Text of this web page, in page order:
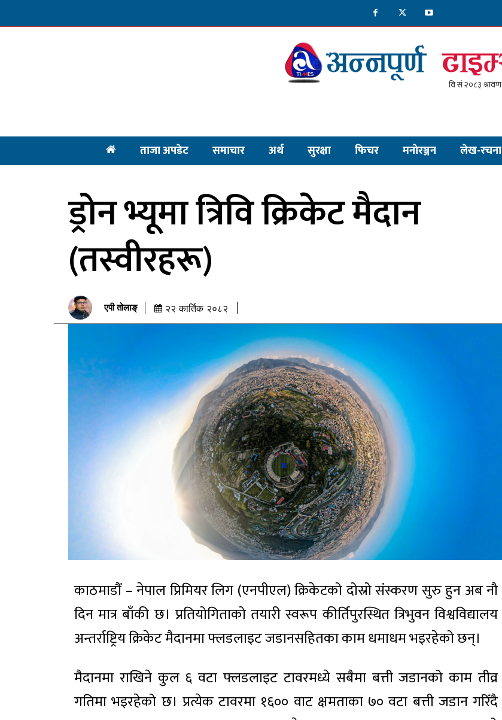
ताजा अपडेट समाचार अर्थ सुरक्षा फिचर मनाेरञ्जन लेख-रचना
ड्रोन भ्यूमा त्रिवि क्रिकेट मैदान
(तस्वीरहरू)
एपी तोलाङ् २२ कार्तिक २०८२
काठमाडौं – नेपाल प्रिमियर लिग (एनपीएल) क्रिकेटको दोस्रो संस्करण सुरु हुन अब नौ
दिन मात्र बाँकी छ। प्रतियोगिताको तयारी स्वरूप कीर्तिपुरस्थित त्रिभुवन विश्वविद्यालय
अन्तर्राष्ट्रिय क्रिकेट मैदानमा फ्लडलाइट जडानसहितका काम धमाधम भइरहेको छन्।
मैदानमा राखिने कुल ६ वटा फ्लडलाइट टावरमध्ये सबैमा बत्ती जडानको काम तीव्र
गतिमा भइरहेको छ। प्रत्येक टावरमा १६०० वाट क्षमताका ७० वटा बत्ती जडान गरिँदै